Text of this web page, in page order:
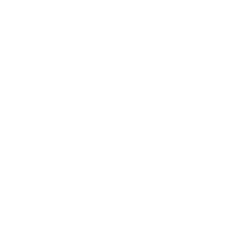
です。
ありません。
です。
ず変更すること